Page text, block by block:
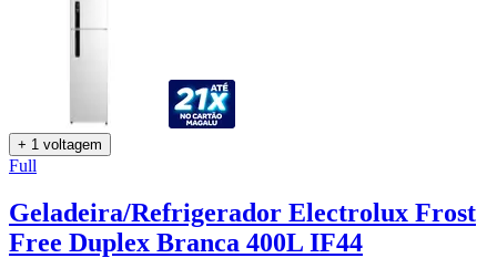
+ 1 voltagem
Full
Geladeira/Refrigerador Electrolux Frost
Free Duplex Branca 400L IF44